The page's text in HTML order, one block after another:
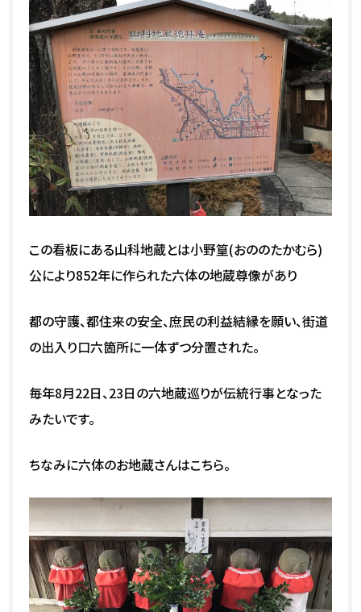
この看板にある山科地蔵とは小野篁(おののたかむら)
公により852年に作られた六体の地蔵尊像があり
都の守護、都住来の安全、庶民の利益結縁を願い、街道
の出入り口六箇所に一体ずつ分置された。
毎年8月22日、23日の六地蔵巡りが伝統行事となった
みたいです。
ちなみに六体のお地蔵さんはこちら。